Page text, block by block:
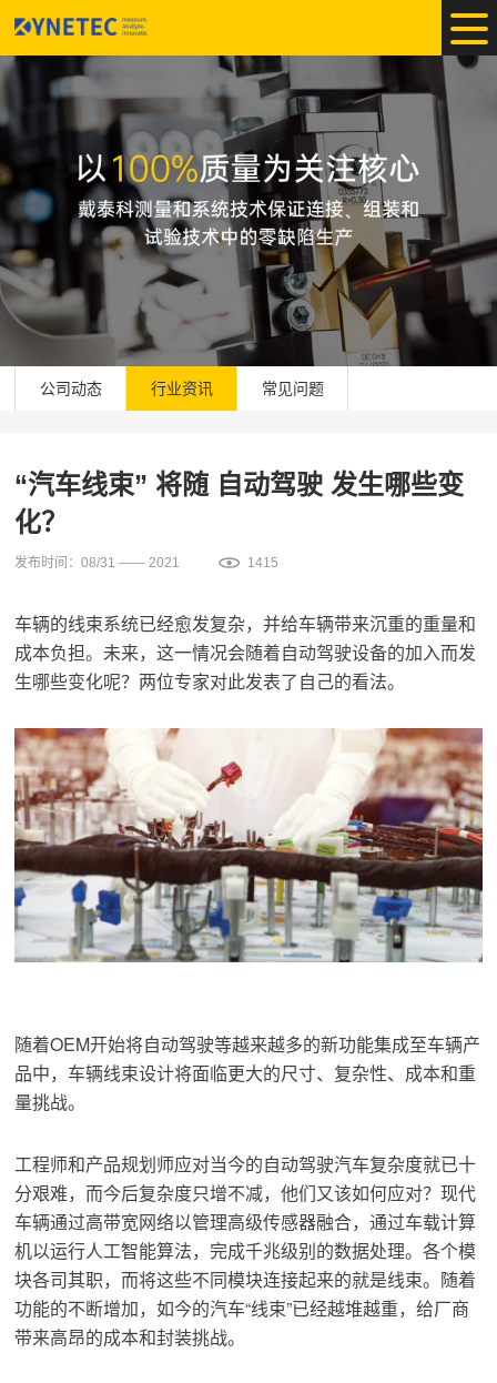
公司动态 行业资讯 常见问题
“汽车线束” 将随 自动驾驶 发生哪些变
化？
发布时间：08/31 —— 2021 1415
车辆的线束系统已经愈发复杂，并给车辆带来沉重的重量和
成本负担。未来，这一情况会随着自动驾驶设备的加入而发
生哪些变化呢？两位专家对此发表了自己的看法。
随着OEM开始将自动驾驶等越来越多的新功能集成至车辆产
品中，车辆线束设计将面临更大的尺寸、复杂性、成本和重
量挑战。
工程师和产品规划师应对当今的自动驾驶汽车复杂度就已十
分艰难，而今后复杂度只增不减，他们又该如何应对？现代
车辆通过高带宽网络以管理高级传感器融合，通过车载计算
机以运行人工智能算法，完成千兆级别的数据处理。各个模
块各司其职，而将这些不同模块连接起来的就是线束。随着
功能的不断增加，如今的汽车“线束”已经越堆越重，给厂商
带来高昂的成本和封装挑战。